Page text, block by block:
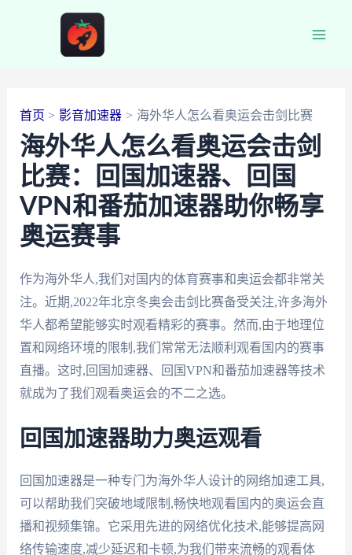
首页 影音加速器 海外华人怎么看奥运会击剑比赛
海外华人怎么看奥运会击剑
比赛：回国加速器、回国
VPN和番茄加速器助你畅享
奥运赛事
作为海外华人,我们对国内的体育赛事和奥运会都非常关
注。近期,2022年北京冬奥会击剑比赛备受关注,许多海外
华人都希望能够实时观看精彩的赛事。然而,由于地理位
置和网络环境的限制,我们常常无法顺利观看国内的赛事
直播。这时,回国加速器、回国VPN和番茄加速器等技术
就成为了我们观看奥运会的不二之选。
回国加速器助力奥运观看
回国加速器是一种专门为海外华人设计的网络加速工具,
可以帮助我们突破地域限制,畅快地观看国内的奥运会直
播和视频集锦。它采用先进的网络优化技术,能够提高网
络传输速度,减少延迟和卡顿,为我们带来流畅的观看体